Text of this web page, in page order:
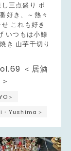
＞
・Yushima＞
三点盛り ポ
好き、～熱々
これも好き
いつもは小鯵
き 山芋千切り